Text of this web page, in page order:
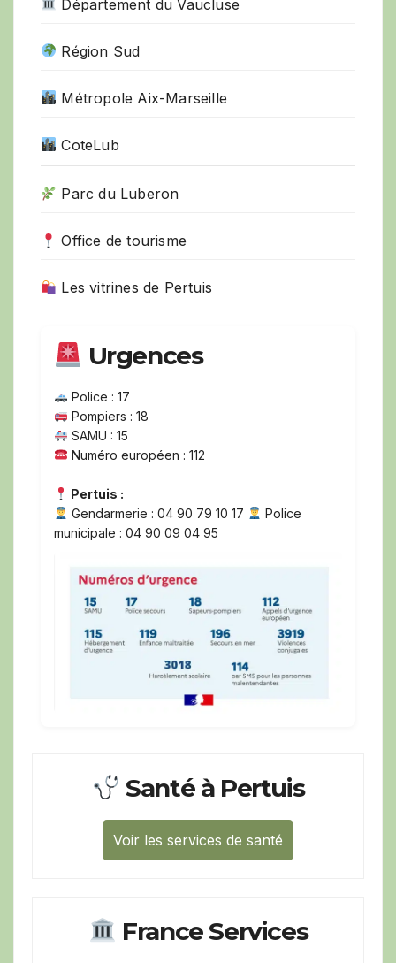
Département du Vaucluse
Région Sud
Métropole Aix-Marseille
CoteLub
Parc du Luberon
Office de tourisme
Les vitrines de Pertuis
Urgences
Police : 17
Pompiers : 18
SAMU : 15
Numéro européen : 112
Pertuis :
Gendarmerie : 04 90 79 10 17
Police
municipale : 04 90 09 04 95
Santé à Pertuis
Voir les services de santé
France Services